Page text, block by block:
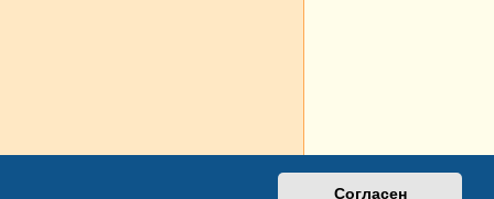
Согласен